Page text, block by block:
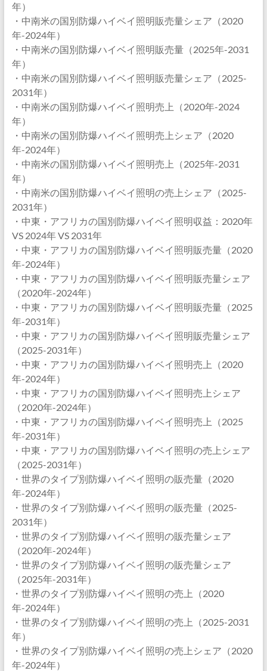
年）
・中南米の国別防爆ハイベイ照明販売量シェア（2020
年-2024年）
・中南米の国別防爆ハイベイ照明販売量（2025年-2031
年）
・中南米の国別防爆ハイベイ照明販売量シェア（2025-
2031年）
・中南米の国別防爆ハイベイ照明売上（2020年-2024
年）
・中南米の国別防爆ハイベイ照明売上シェア（2020
年-2024年）
・中南米の国別防爆ハイベイ照明売上（2025年-2031
年）
・中南米の国別防爆ハイベイ照明の売上シェア（2025-
2031年）
・中東・アフリカの国別防爆ハイベイ照明収益：2020年
VS 2024年 VS 2031年
・中東・アフリカの国別防爆ハイベイ照明販売量（2020
年-2024年）
・中東・アフリカの国別防爆ハイベイ照明販売量シェア
（2020年-2024年）
・中東・アフリカの国別防爆ハイベイ照明販売量（2025
年-2031年）
・中東・アフリカの国別防爆ハイベイ照明販売量シェア
（2025-2031年）
・中東・アフリカの国別防爆ハイベイ照明売上（2020
年-2024年）
・中東・アフリカの国別防爆ハイベイ照明売上シェア
（2020年-2024年）
・中東・アフリカの国別防爆ハイベイ照明売上（2025
年-2031年）
・中東・アフリカの国別防爆ハイベイ照明の売上シェア
（2025-2031年）
・世界のタイプ別防爆ハイベイ照明の販売量（2020
年-2024年）
・世界のタイプ別防爆ハイベイ照明の販売量（2025-
2031年）
・世界のタイプ別防爆ハイベイ照明の販売量シェア
（2020年-2024年）
・世界のタイプ別防爆ハイベイ照明の販売量シェア
（2025年-2031年）
・世界のタイプ別防爆ハイベイ照明の売上（2020
年-2024年）
・世界のタイプ別防爆ハイベイ照明の売上（2025-2031
年）
・世界のタイプ別防爆ハイベイ照明の売上シェア（2020
年-2024年）